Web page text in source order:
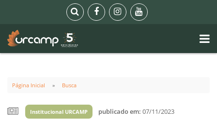
Página Inicial Busca
Institucional URCAMP publicado em: 07/11/2023